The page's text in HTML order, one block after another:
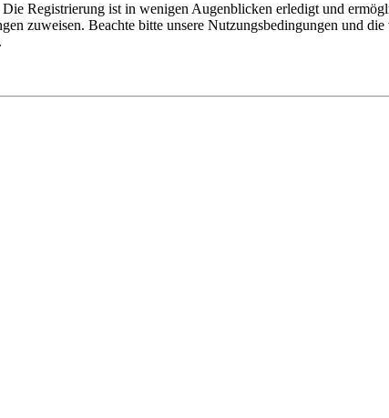
Registrierung ist in wenigen Augenblicken erledigt und
zuweisen. Beachte bitte unsere Nutzungsbedingungen und